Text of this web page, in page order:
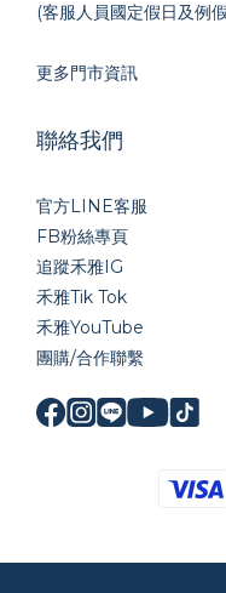
(客服人員國定假日及例
更多門市資訊
聯絡我們
官方LINE客服
FB粉絲專頁
追蹤禾雅IG
禾雅Tik Tok
禾雅YouTube
團購/合作聯繫